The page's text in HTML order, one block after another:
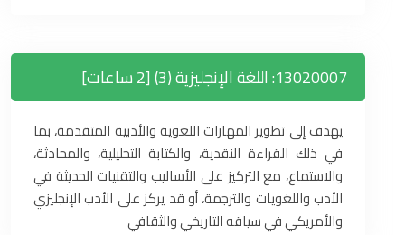
13020007: اللغة الإنجليزية (3) [2 ساعات]
يهدف إلى تطوير المهارات اللغوية والأدبية المتقدمة، بما
في ذلك القراءة النقدية، والكتابة التحليلية، والمحادثة،
والاستماع، مع التركيز على الأساليب والتقنيات الحديثة في
الأدب واللغويات والترجمة، أو قد يركز على الأدب الإنجليزي
والأمريكي في سياقه التاريخي والثقافي